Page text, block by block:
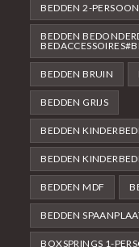
BEDDEN 2-
BEDDEN
BEDDEN BRUIN
BEDDEN GRIJS
BEDDEN
BEDDEN
BEDDEN MDF
BEDDEN
BOXSPRINGS 1-